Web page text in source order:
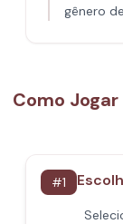
gênero
Como
#1